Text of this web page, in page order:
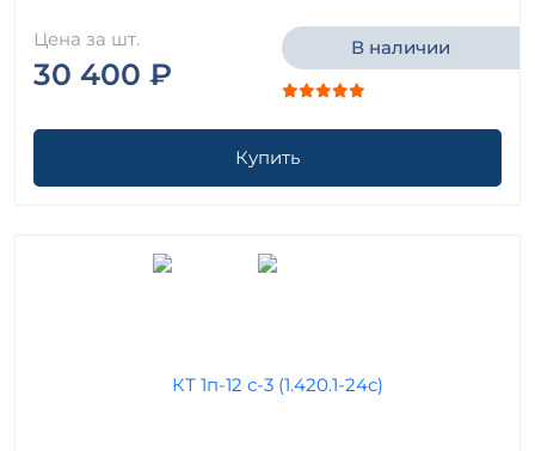
Цена за шт.
30 400 ₽
В наличии
Купить